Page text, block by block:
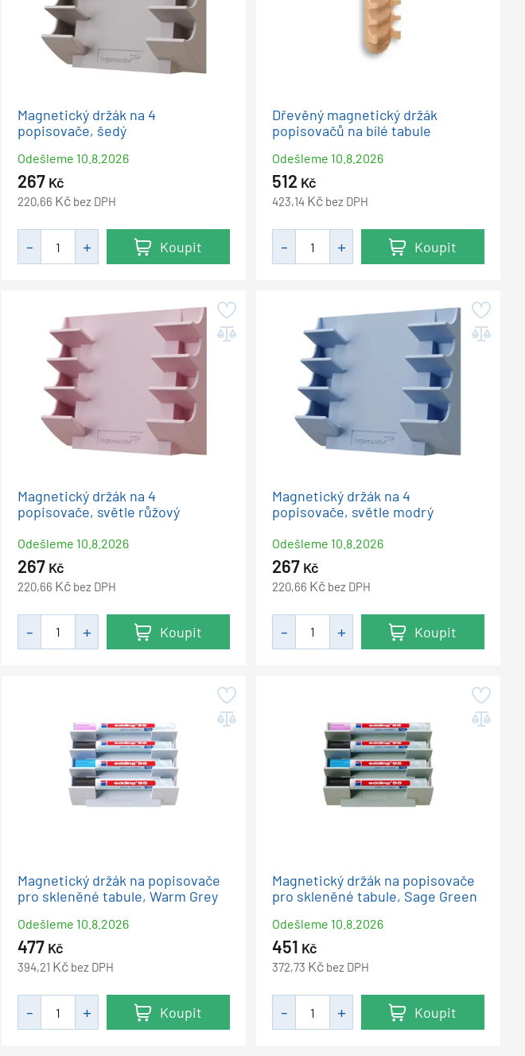
Magnetický držák na 4
popisovače, šedý
Odešleme 10.8.2026
267 Kč
220,66 Kč bez DPH
Koupit
Dřevěný magnetický držák
popisovačů na bílé tabule
Odešleme 10.8.2026
512 Kč
423,14 Kč bez DPH
Koupit
Magnetický držák na 4
popisovače, světle růžový
Odešleme 10.8.2026
267 Kč
220,66 Kč bez DPH
Koupit
Magnetický držák na 4
popisovače, světle modrý
Odešleme 10.8.2026
267 Kč
220,66 Kč bez DPH
Koupit
Magnetický držák na popisovače
pro skleněné tabule, Warm Grey
Odešleme 10.8.2026
477 Kč
394,21 Kč bez DPH
Koupit
Magnetický držák na popisovače
pro skleněné tabule, Sage Green
Odešleme 10.8.2026
451 Kč
372,73 Kč bez DPH
Koupit